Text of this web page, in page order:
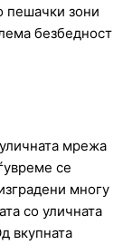
пешачки зони
безбедност
мрежа
се
многу
со уличната
вкупната